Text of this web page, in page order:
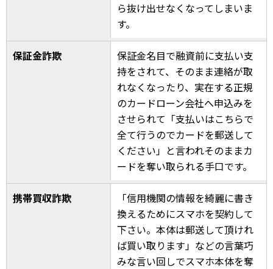
ら抜け出せなくなってしまいま
す。
保証金詐欺
保証金名目で融資前に支払い支
持をされて、そのまま連絡が取
れなくなったり、実在する正規
のカードローン会社へ申込みを
させられて「支払いはこちらで
全て行うのでカードを郵送して
ください」と言われそのままカ
ードを奪い取られる手口です。
携帯買収詐欺
「信用機関の情報を綺麗に書き
換えるためにスマホを契約して
下さい。本体は郵送して頂けれ
ば買い取ります」などの言葉巧
みな言い回しでスマホ本体を奪